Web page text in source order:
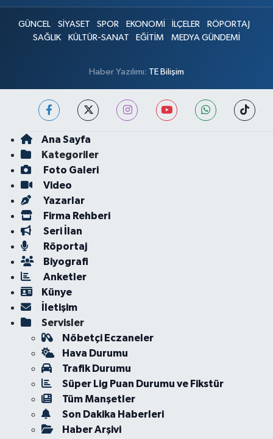
GÜNCEL SİYASET SPOR EKONOMİ İLÇELER
RÖPORTAJ
SAĞLIK
KÜLTÜR-SANAT EĞİTİM MEDYA GÜNDEMİ
Haber Yazılımı: TE Bilişim
Ana Sayfa
Kategoriler
Foto Galeri
Video
Yazarlar
Firma Rehberi
Seri İlan
Röportaj
Biyografi
Anketler
Künye
İletişim
Servisler
Nöbetçi Eczaneler
Hava Durumu
Trafik Durumu
Süper Lig Puan Durumu ve Fikstür
Tüm Manşetler
Son Dakika Haberleri
Haber Arşivi